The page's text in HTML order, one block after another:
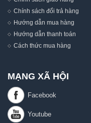
Chính sách đổi trả hàng
Hướng dẫn mua hàng
Hướng dẫn thanh toán
Cách thức mua hàng
MẠNG XÃ HỘI